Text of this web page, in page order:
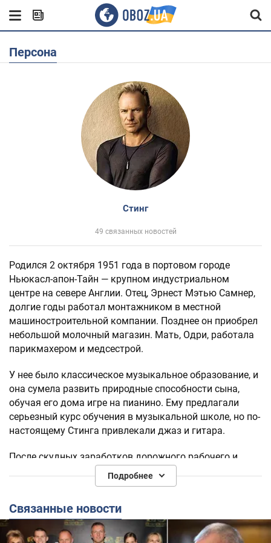
Персона
Стинг
49 связанных новостей
Родился 2 октября 1951 года в портовом городе
Ньюкасл-апон-Тайн — крупном индустриальном
центре на севере Англии. Отец, Эрнест Мэтью Самнер,
долгие годы работал монтажником в местной
машиностроительной компании. Позднее он приобрел
небольшой молочный магазин. Мать, Одри, работала
парикмахером и медсестрой.
У нее было классическое музыкальное образование, и
она сумела развить природные способности сына,
обучая его дома игре на пианино. Ему предлагали
серьезный курс обучения в музыкальной школе, но по-
настоящему Стинга привлекали джаз и гитара.
После скудных заработков дорожного рабочего и
преподавателя музыки у Стинга появилась
возможность переехать в Лондон и играть
барабанщик Стюарт Коуплэнд и убедил его заняться
роком.
Подробнее
Связанные новости